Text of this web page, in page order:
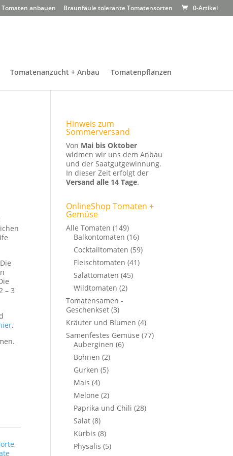
Tomaten anbauen Braunfäule tolerante Tomatensorten 0-Artikel
Tomatenanzucht + Anbau Tomatenpflanzen
– 3
.
,
Hinweis zum
Sommerversand
Von Mai bis Oktober
widmen wir uns dem Anbau
und der Saatgutgewinnung.
In dieser Zeit erfolgt der
Versand alle 14 Tage.
OnlineShop Tomaten +
Gemüse
Alle Tomaten (149)
Balkontomaten (16)
Cocktailtomaten (59)
Fleischtomaten (41)
Salattomaten (45)
Wildtomaten (2)
Tomatensamen -
Geschenkset (3)
Kräuter und Blumen (4)
Samenfestes Gemüse (77)
Auberginen (6)
Bohnen (2)
Gurken (5)
Mais (4)
Melone (2)
Paprika und Chili (28)
Salat (8)
Kürbis (8)
Physalis (5)